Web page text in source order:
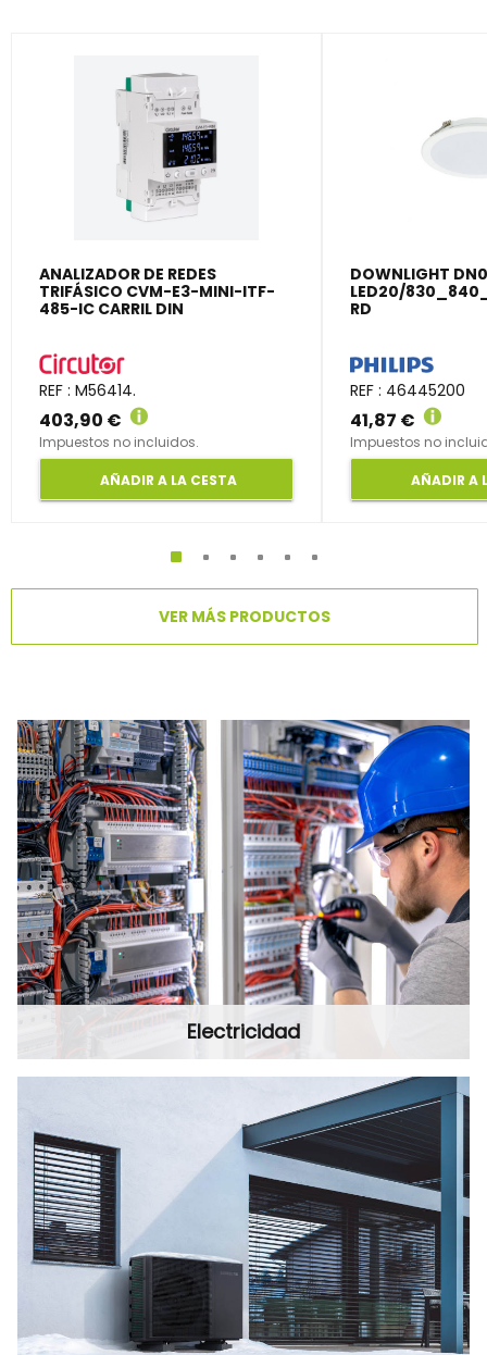
ANALIZADOR DE REDES
TRIFÁSICO CVM-E3-MINI-ITF-
485-IC CARRIL DIN
REF : M56414.
403,90 €
Impuestos no incluidos.
AÑADIR A LA CESTA
DOWNLIGHT
LED20/
RD
REF : 46445200
41,87 €
Impuestos no
AÑADIR A
VER MÁS PRODUCTOS
Electricidad